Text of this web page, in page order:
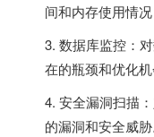
间和内存使用情
3. 数据库监控：
在的瓶颈和优化机
4. 安全漏洞扫描
的漏洞和安全威胁